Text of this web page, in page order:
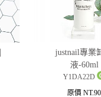
justnail專業
液-60ml
Y1DA22D
原價 NT.90